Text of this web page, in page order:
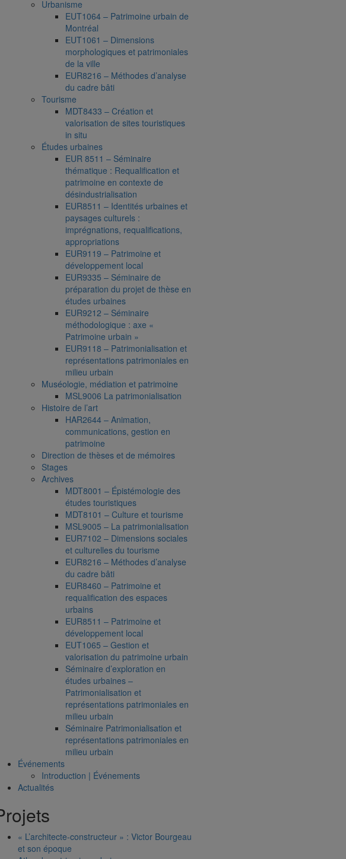
Urbanisme
EUT1064 – Patrimoine urbain de
Montréal
EUT1061 – Dimensions
morphologiques et patrimoniales
de la ville
EUR8216 – Méthodes d’analyse
du cadre bâti
Tourisme
MDT8433 – Création et
valorisation de sites touristiques
in situ
Études urbaines
EUR 8511 – Séminaire
thématique : Requalification et
patrimoine en contexte de
désindustrialisation
EUR8511 – Identités urbaines et
paysages culturels :
imprégnations, requalifications,
appropriations
EUR9119 – Patrimoine et
développement local
EUR9335 – Séminaire de
préparation du projet de thèse en
études urbaines
EUR9212 – Séminaire
méthodologique : axe «
Patrimoine urbain »
EUR9118 – Patrimonialisation et
représentations patrimoniales en
milieu urbain
Muséologie, médiation et patrimoine
MSL9006 La patrimonialisation
Histoire de l’art
HAR2644 – Animation,
communications, gestion en
patrimoine
Direction de thèses et de mémoires
Stages
Archives
MDT8001 – Épistémologie des
études touristiques
MDT8101 – Culture et tourisme
MSL9005 – La patrimonialisation
EUR7102 – Dimensions sociales
et culturelles du tourisme
EUR8216 – Méthodes d’analyse
du cadre bâti
EUR8460 – Patrimoine et
requalification des espaces
urbains
EUR8511 – Patrimoine et
développement local
EUT1065 – Gestion et
valorisation du patrimoine urbain
Séminaire d’exploration en
études urbaines –
Patrimonialisation et
représentations patrimoniales en
milieu urbain
Séminaire Patrimonialisation et
représentations patrimoniales en
milieu urbain
Événements
Introduction | Événements
Actualités
« L’architecte-constructeur » : Victor Bourgeau
et son époque